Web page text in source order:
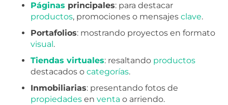
Páginas principales: para destacar
productos, promociones o mensajes clave.
Portafolios: mostrando proyectos en formato
visual .
Tiendas virtuales: resaltando productos
destacados o categorías.
Inmobiliarias: presentando fotos de
propiedades en venta o arriendo.